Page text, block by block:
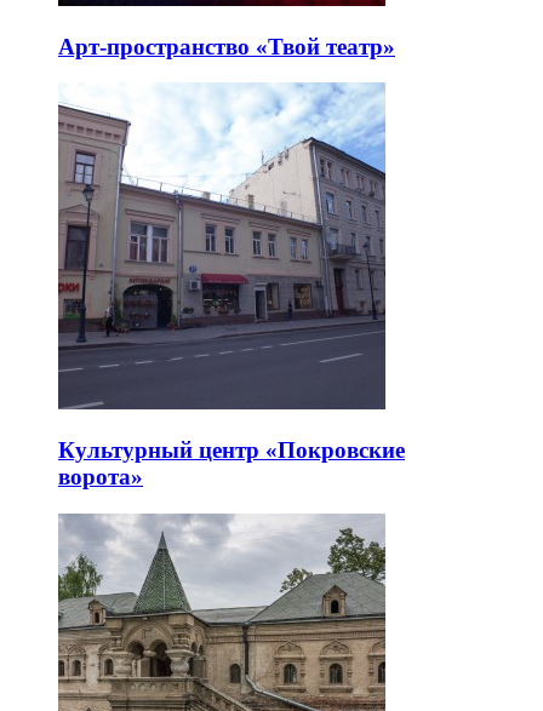
Арт-пространство «Твой театр»
Культурный центр «Покровские
ворота»